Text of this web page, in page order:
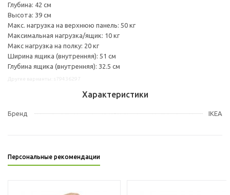
Глубина: 42 см
Высота: 39 см
Макс. нагрузка на верхнюю панель: 50 кг
Максимальная нагрузка/ящик: 10 кг
Макс нагрузка на полку: 20 кг
Ширина ящика (внутренняя): 51 см
Глубина ящика (внутренняя): 32.5 см
Характеристики
Бренд IKEA
Персональные рекомендации